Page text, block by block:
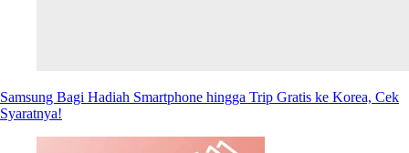
Samsung Bagi Hadiah Smartphone hingga Trip Gratis ke Korea, Cek
Syaratnya!